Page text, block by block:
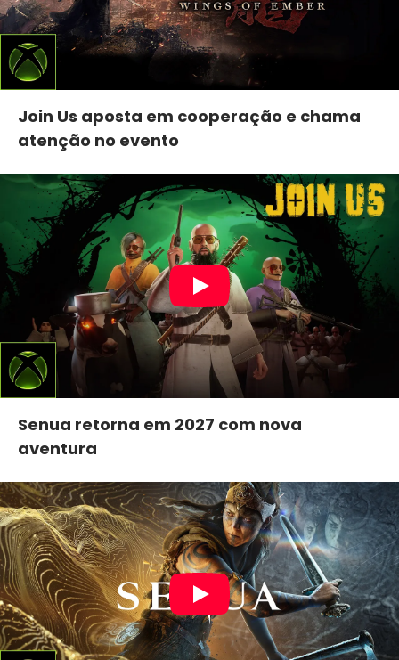
Join Us aposta em cooperação e chama
atenção no evento
Senua retorna em 2027 com nova
aventura